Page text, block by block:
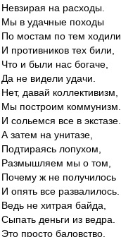
Невзирая на расходы.
Мы в удачные походы
По мостам по тем ходили
И противников тех били,
Что и были нас богаче,
Да не видели удачи.
Нет, давай коллективизм,
Мы построим коммунизм.
И сольемся все в экстазе.
А затем на унитазе,
Подтираясь лопухом,
Размышляем мы о том,
Почему ж не получилось
И опять все развалилось.
Ведь не хитрая байда,
Сыпать деньги из ведра.
Это просто баловство.